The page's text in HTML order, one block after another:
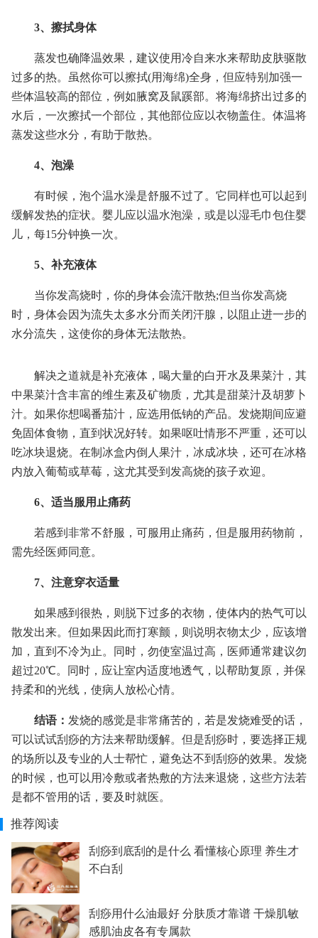
3、擦拭身体
蒸发也确降温效果，建议使用冷自来水来帮助皮肤驱散
过多的热。虽然你可以擦拭(用海绵)全身，但应特别加强一
些体温较高的部位，例如腋窝及鼠蹊部。将海绵挤出过多的
水后，一次擦拭一个部位，其他部位应以衣物盖住。体温将
蒸发这些水分，有助于散热。
4、泡澡
有时候，泡个温水澡是舒服不过了。它同样也可以起到
缓解发热的症状。婴儿应以温水泡澡，或是以湿毛巾包住婴
儿，每15分钟换一次。
5、补充液体
当你发高烧时，你的身体会流汗散热;但当你发高烧
时，身体会因为流失太多水分而关闭汗腺，以阻止进一步的
水分流失，这使你的身体无法散热。
解决之道就是补充液体，喝大量的白开水及果菜汁，其
中果菜汁含丰富的维生素及矿物质，尤其是甜菜汁及胡萝卜
汁。如果你想喝番茄汁，应选用低钠的产品。发烧期间应避
免固体食物，直到状况好转。如果呕吐情形不严重，还可以
吃冰块退烧。在制冰盒内倒人果汁，冰成冰块，还可在冰格
内放入葡萄或草莓，这尤其受到发高烧的孩子欢迎。
6、适当服用止痛药
若感到非常不舒服，可服用止痛药，但是服用药物前，
需先经医师同意。
7、注意穿衣适量
如果感到很热，则脱下过多的衣物，使体内的热气可以
散发出来。但如果因此而打寒颤，则说明衣物太少，应该增
加，直到不冷为止。同时，勿使室温过高，医师通常建议勿
超过20℃。同时，应让室内适度地透气，以帮助复原，并保
持柔和的光线，使病人放松心情。
结语： 发烧的感觉是非常痛苦的，若是发烧难受的话，
可以试试刮痧的方法来帮助缓解。但是刮痧时，要选择正规
的场所以及专业的人士帮忙，避免达不到刮痧的效果。发烧
的时候，也可以用冷敷或者热敷的方法来退烧，这些方法若
是都不管用的话，要及时就医。
推荐阅读
刮痧到底刮的是什么 看懂核心原理 养生才
不白刮
刮痧用什么油最好 分肤质才靠谱 干燥肌敏
感肌油皮各有专属款